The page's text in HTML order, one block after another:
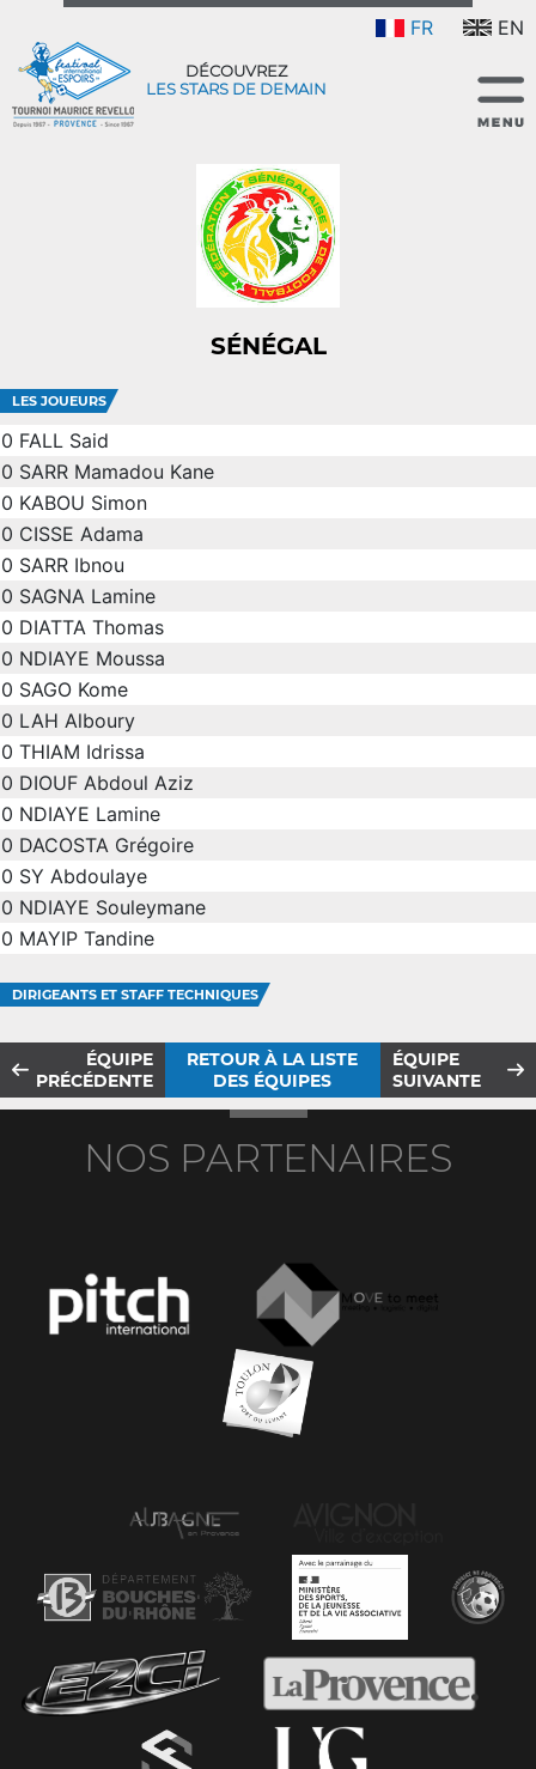
FR EN
DÉCOUVREZ
LES STARS DE DEMAIN
SÉNÉGAL
LES JOUEURS
0 FALL Said
0 SARR Mamadou Kane
0 KABOU Simon
0 CISSE Adama
0 SARR Ibnou
0 SAGNA Lamine
0 DIATTA Thomas
0 NDIAYE Moussa
0 SAGO Kome
0 LAH Alboury
0 THIAM Idrissa
0 DIOUF Abdoul Aziz
0 NDIAYE Lamine
0 DACOSTA Grégoire
0 SY Abdoulaye
0 NDIAYE Souleymane
0 MAYIP Tandine
DIRIGEANTS ET STAFF TECHNIQUES
ÉQUIPE
PRÉCÉDENTE
RETOUR À LA LISTE
DES ÉQUIPES
ÉQUIPE
SUIVANTE
NOS PARTENAIRES